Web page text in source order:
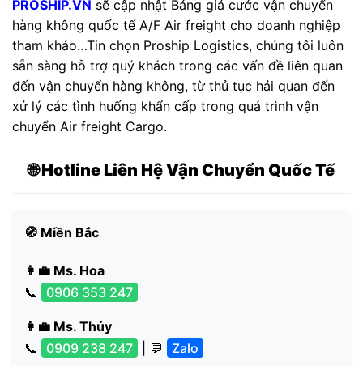
PROSHIP.VN sẽ cập nhật Bảng giá cước vận chuyển
hàng không quốc tế A/F Air freight cho doanh nghiệp
tham khảo…Tin chọn Proship Logistics, chúng tôi luôn
sẵn sàng hỗ trợ quý khách trong các vấn đề liên quan
đến vận chuyển hàng không, từ thủ tục hải quan đến
xử lý các tình huống khẩn cấp trong quá trình vận
chuyển Air freight Cargo.
🌐 Hotline Liên Hệ Vận Chuyển Quốc Tế
🧭 Miền Bắc
👩‍💼 Ms. Hoa
📞
0906 353 247
👩‍💼 Ms. Thủy
📞
0909 238 247 | 💬 Zalo